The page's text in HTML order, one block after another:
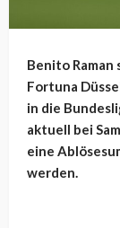
Benito
Fortuna
in die
aktuell bei
eine
werden.